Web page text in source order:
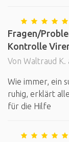
Fragen/
Kontrolle
Von Waltraud K.
Wie immer, ein
ruhig, erklärt
für die Hilfe